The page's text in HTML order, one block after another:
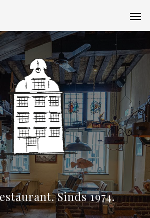
Sinds 1974.